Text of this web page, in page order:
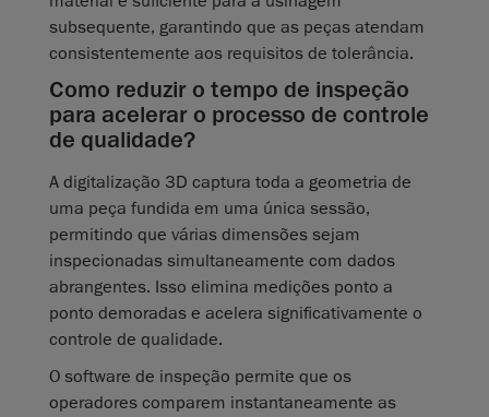
subsequente, garantindo que as peças atendam
consistentemente aos requisitos de tolerância.
Como reduzir o tempo de inspeção
para acelerar o processo de controle
de qualidade?
A digitalização 3D captura toda a geometria de
uma peça fundida em uma única sessão,
permitindo que várias dimensões sejam
inspecionadas simultaneamente com dados
abrangentes. Isso elimina medições ponto a
ponto demoradas e acelera significativamente o
controle de qualidade.
O software de inspeção permite que os
operadores comparem instantaneamente as